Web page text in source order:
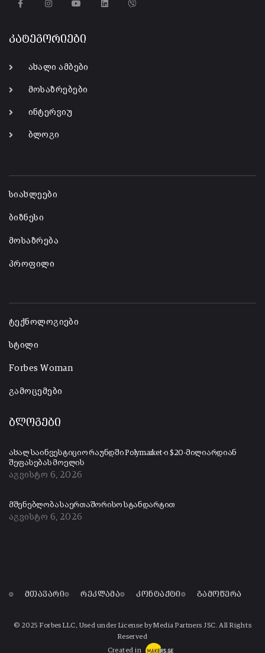
კატეგორიები
ახალი ამბები
მოსაზრებები
ინტერვიუ
ბლოგი
სიახლეები
ბიზნესი
მოსაზრება
პროფილი
ტექნოლოგიები
სტილი
Forbes Woman
გამოცემები
ბლოგები
ახალ საინვესტიციო რაუნდში Polymarket-ი $20-მილიარდიან
შეფასებას მოელის
აგვისტო 6, 2026
მშენებლობა საერთაშორისო სტანდარტით
აგვისტო 6, 2026
მთავარი რეკლამა კონტაქტი გამოწერა
© 2025 Forbes LLC, Used under License by Media Partners JSC. All Rights
Reserved
Created in